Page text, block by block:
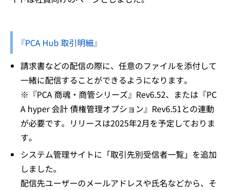
『PCA Hub 取引明細』
請求書などの配信の際に、任意のファイルを添付して
一緒に配信することができるようになります。
※『PCA 商魂・商管シリーズ』Rev6.52、または『PC
A hyper 会計 債権管理オプション』Rev6.51との連動
が必要です。リリースは2025年2月を予定しておりま
す。
システム管理サイトに「取引先別受信者一覧」を追加
しました。
配信先ユーザーのメールアドレスや氏名などから、そ